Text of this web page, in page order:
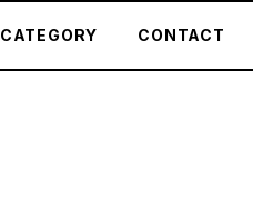
CATEGORY CONTACT